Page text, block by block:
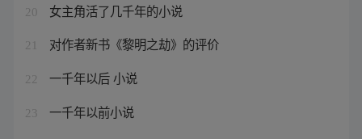
20 女主角活了几千年的小说
21 对作者新书《黎明之劫》的评价
22 一千年以后 小说
23 一千年以前小说